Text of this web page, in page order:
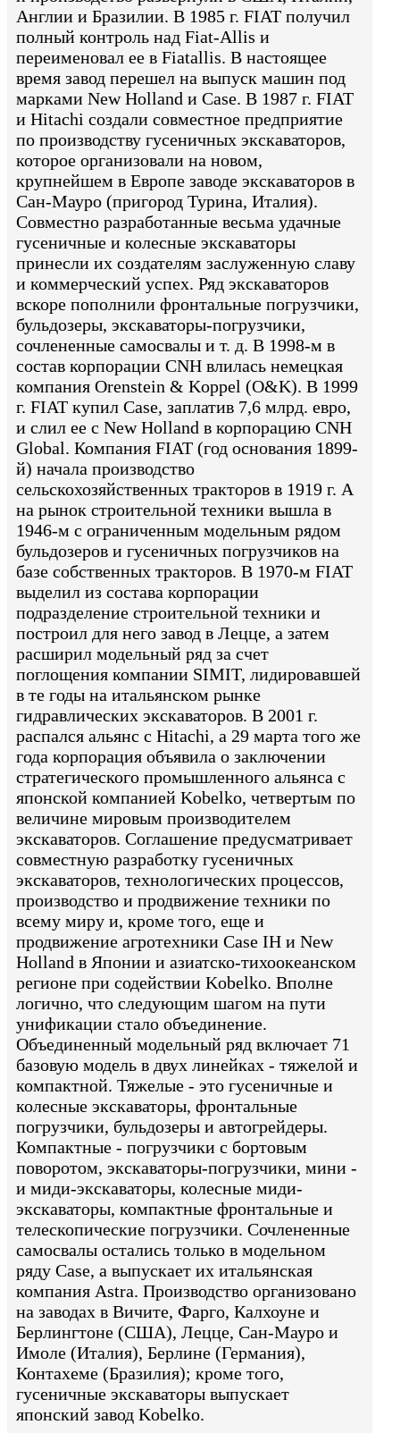
Англии и Бразилии. В 1985 г. FIAT получил
полный контроль над Fiat-Allis и
переименовал ее в Fiatallis. В настоящее
время завод перешел на выпуск машин под
марками New Holland и Case. В 1987 г. FIAT
и Hitachi создали совместное предприятие
по производству гусеничных экскаваторов,
которое организовали на новом,
крупнейшем в Европе заводе экскаваторов в
Сан-Мауро (пригород Турина, Италия).
Совместно разработанные весьма удачные
гусеничные и колесные экскаваторы
принесли их создателям заслуженную славу
и коммерческий успех. Ряд экскаваторов
вскоре пополнили фронтальные погрузчики,
бульдозеры, экскаваторы-погрузчики,
сочлененные самосвалы и т. д. В 1998-м в
состав корпорации CNH влилась немецкая
компания Orenstein & Koppel (O&K). В 1999
г. FIAT купил Case, заплатив 7,6 млрд. евро,
и слил ее с New Holland в корпорацию CNH
Global. Компания FIAT (год основания 1899-
й) начала производство
сельскохозяйственных тракторов в 1919 г. А
на рынок строительной техники вышла в
1946-м с ограниченным модельным рядом
бульдозеров и гусеничных погрузчиков на
базе собственных тракторов. В 1970-м FIAT
выделил из состава корпорации
подразделение строительной техники и
построил для него завод в Лецце, а затем
расширил модельный ряд за счет
поглощения компании SIMIT, лидировавшей
в те годы на итальянском рынке
гидравлических экскаваторов. В 2001 г.
распался альянс с Hitachi, а 29 марта того же
года корпорация объявила о заключении
стратегического промышленного альянса с
японской компанией Kobelko, четвертым по
величине мировым производителем
экскаваторов. Соглашение предусматривает
совместную разработку гусеничных
экскаваторов, технологических процессов,
производство и продвижение техники по
всему миру и, кроме того, еще и
продвижение агротехники Case IH и New
Holland в Японии и азиатско-тихоокеанском
регионе при содействии Kobelko. Вполне
логично, что следующим шагом на пути
унификации стало объединение.
Объединенный модельный ряд включает 71
базовую модель в двух линейках - тяжелой и
компактной. Тяжелые - это гусеничные и
колесные экскаваторы, фронтальные
погрузчики, бульдозеры и автогрейдеры.
Компактные - погрузчики с бортовым
поворотом, экскаваторы-погрузчики, мини -
и миди-экскаваторы, колесные миди-
экскаваторы, компактные фронтальные и
телескопические погрузчики. Сочлененные
самосвалы остались только в модельном
ряду Case, а выпускает их итальянская
компания Astra. Производство организовано
на заводах в Вичите, Фарго, Калхоуне и
Берлингтоне (США), Лецце, Сан-Мауро и
Имоле (Италия), Берлине (Германия),
Контахеме (Бразилия); кроме того,
гусеничные экскаваторы выпускает
японский завод Kobelko.